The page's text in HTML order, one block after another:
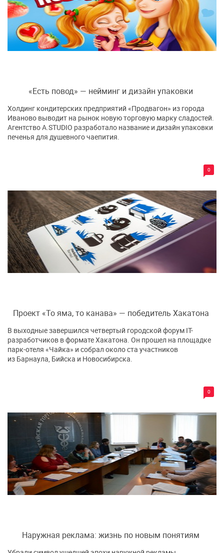
«Есть повод» — нейминг и дизайн упаковки
0
Холдинг кондитерских предприятий «Продвагон» из города
Иваново выводит на рынок новую торговую марку сладостей.
Агентство A.STUDIO разработало название и дизайн упаковки
печенья для душевного чаепития.
Проект «То яма, то канава» — победитель Хакатона
0
В выходные завершился четвертый городской форум IT-
разработчиков в формате Хакатона. Он прошел на площадке
парк-отеля «Чайка» и собрал около ста участников
из Барнаула, Бийска и Новосибирска.
Наружная реклама: жизнь по новым понятиям